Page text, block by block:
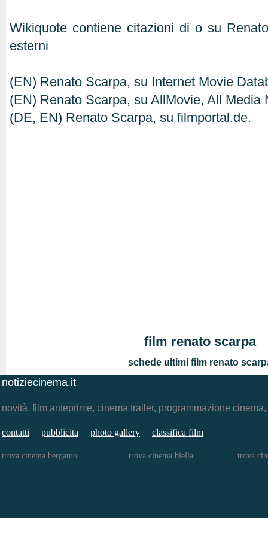
Wikiquote contiene citazioni di o su
esterni
(EN) Renato Scarpa, su Internet Movie
(EN) Renato Scarpa, su AllMovie, All Media
(DE, EN) Renato Scarpa, su filmportal.de.
film renato scarpa
schede ultimi film renato
notiziecinema.it
novità, film anteprime, cinema trailer, programmazione
contatti pubblicita photo gallery classifica film
trova cinema bergamo trova cinema biella trova